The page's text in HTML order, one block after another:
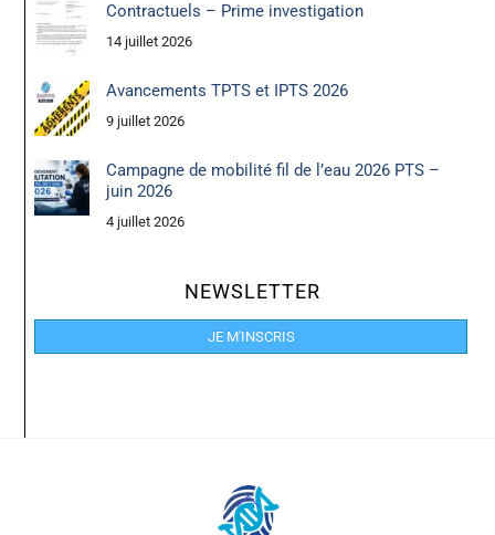
Contractuels – Prime investigation
14 juillet 2026
Avancements TPTS et IPTS 2026
9 juillet 2026
Campagne de mobilité fil de l’eau 2026 PTS –
juin 2026
4 juillet 2026
NEWSLETTER
JE M'INSCRIS
Back
To